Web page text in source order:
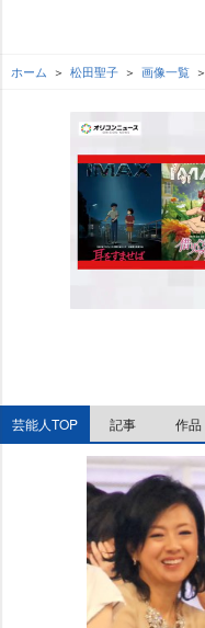
ホーム 松田聖子 画像一覧
芸能人TOP 記事 作品